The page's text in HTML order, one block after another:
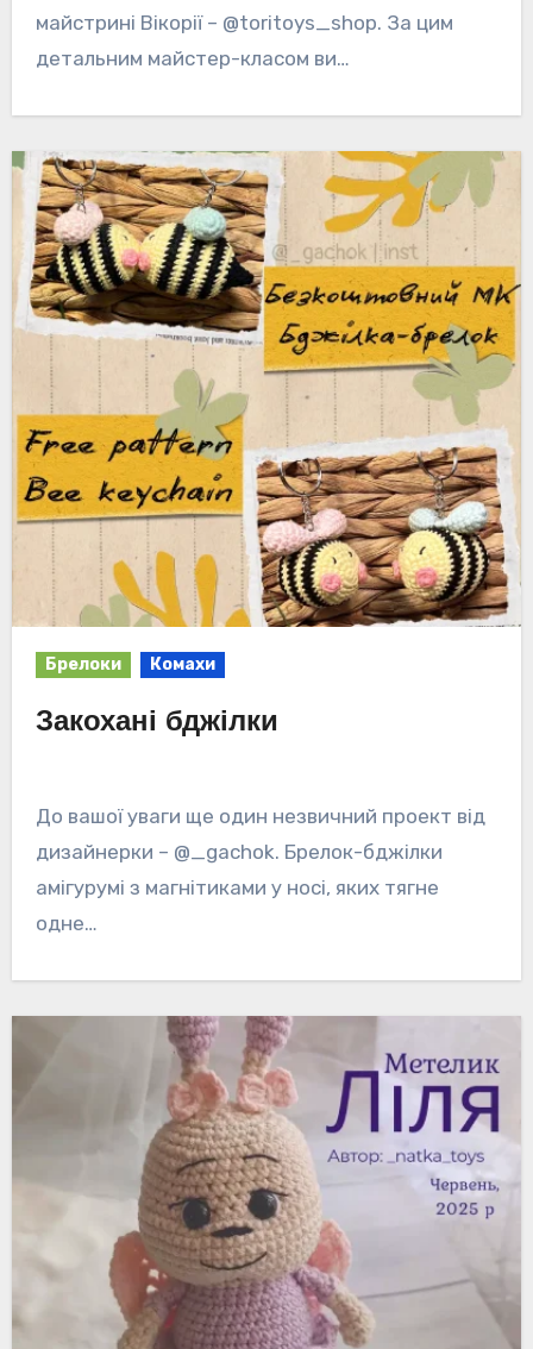
майстрині Вікорії – @toritoys_shop. За цим
детальним майстер-класом ви…
Брелоки Комахи
Закохані бджілки
До вашої уваги ще один незвичний проект від
дизайнерки – @_gachok. Брелок-бджілки
амігурумі з магнітиками у носі, яких тягне
одне…